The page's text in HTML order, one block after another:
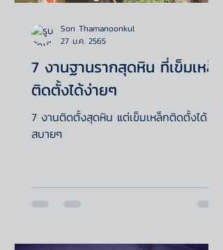
7 งานฐานรากสุดหิน ที่เข็มเหล็ก
ติดตั้งได้ง่ายๆ
7 งานติดตั้งสุดหิน แต่เข็มเหล็กติดตั้งได้
สบายๆ
Son Thamanoonkul
27 ม.ค. 2565